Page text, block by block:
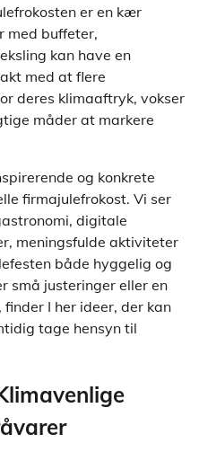
er en kær
med buffeter,
kan have en
med at flere
deres klimaaftryk, vokser
måder at markere
og konkrete
firmajulefrokost. Vi ser
digitale
meningsfulde aktiviteter
både hyggelig og
små justeringer eller en
I her ideer, der kan
tage hensyn til